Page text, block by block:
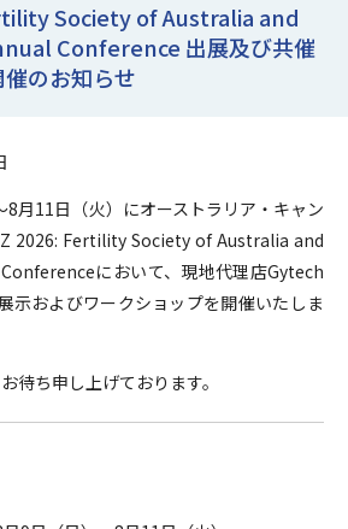
Society of Australia and
Conference 出展及び共催
のお知らせ
8月11日（火）にオーストラリア・キャン
2026: Fertility Society of Australia and
において、現地代理店Gytech
示およびワークショップを開催いたしま
待ち申し上げております。